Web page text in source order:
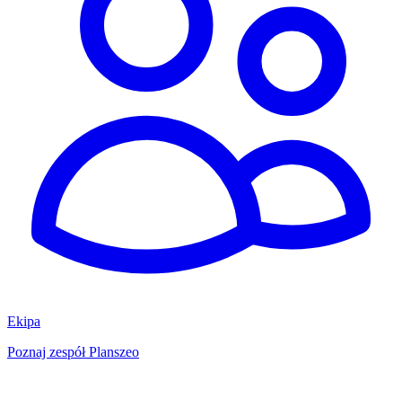
Ekipa
Poznaj zespół Planszeo